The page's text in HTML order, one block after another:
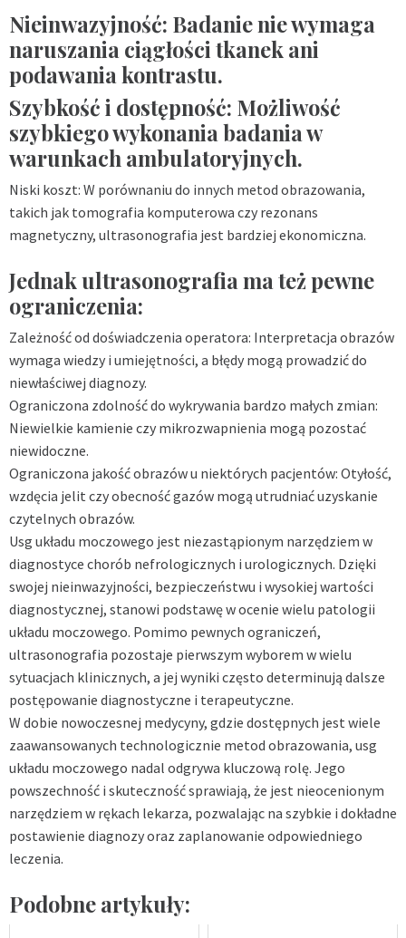
Nieinwazyjność: Badanie nie wymaga
naruszania ciągłości tkanek ani
podawania kontrastu.
Szybkość i dostępność: Możliwość
szybkiego wykonania badania w
warunkach ambulatoryjnych.
Niski koszt: W porównaniu do innych metod obrazowania,
takich jak tomografia komputerowa czy rezonans
magnetyczny, ultrasonografia jest bardziej ekonomiczna.
Jednak ultrasonografia ma też pewne
ograniczenia:
Zależność od doświadczenia operatora: Interpretacja obrazów
wymaga wiedzy i umiejętności, a błędy mogą prowadzić do
niewłaściwej diagnozy.
Ograniczona zdolność do wykrywania bardzo małych zmian:
Niewielkie kamienie czy mikrozwapnienia mogą pozostać
niewidoczne.
Ograniczona jakość obrazów u niektórych pacjentów: Otyłość,
wzdęcia jelit czy obecność gazów mogą utrudniać uzyskanie
czytelnych obrazów.
Usg układu moczowego jest niezastąpionym narzędziem w
diagnostyce chorób nefrologicznych i urologicznych. Dzięki
swojej nieinwazyjności, bezpieczeństwu i wysokiej wartości
diagnostycznej, stanowi podstawę w ocenie wielu patologii
układu moczowego. Pomimo pewnych ograniczeń,
ultrasonografia pozostaje pierwszym wyborem w wielu
sytuacjach klinicznych, a jej wyniki często determinują dalsze
postępowanie diagnostyczne i terapeutyczne.
W dobie nowoczesnej medycyny, gdzie dostępnych jest wiele
zaawansowanych technologicznie metod obrazowania, usg
układu moczowego nadal odgrywa kluczową rolę. Jego
powszechność i skuteczność sprawiają, że jest nieocenionym
narzędziem w rękach lekarza, pozwalając na szybkie i dokładne
postawienie diagnozy oraz zaplanowanie odpowiedniego
leczenia.
Podobne artykuły: